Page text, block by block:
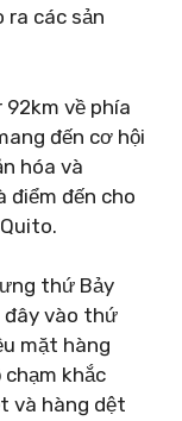
ra các sản
về phía
đến cơ hội
hóa và
điểm đến cho
thứ Bảy
đây vào thứ
mặt hàng
khắc
và hàng dệt